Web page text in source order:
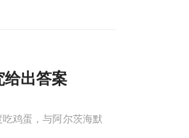
出答案
鸡蛋，与阿尔茨海默